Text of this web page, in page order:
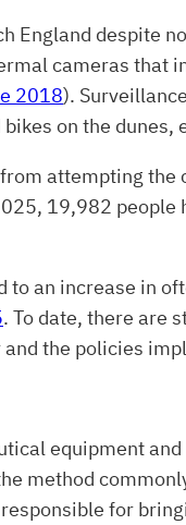
England despite
cameras that
2018).
on the dunes,
attempting
19,982 people
an increase in
. To date, there are
the policies
equipment
method
for